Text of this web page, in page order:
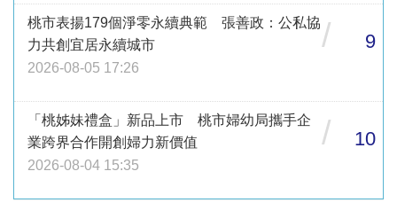
桃市表揚179個淨零永續典範 張善政：公私協
力共創宜居永續城市
2026-08-05 17:26
/ 9
「桃姊妹禮盒」新品上市 桃市婦幼局攜手企
業跨界合作開創婦力新價值
2026-08-04 15:35
/ 10